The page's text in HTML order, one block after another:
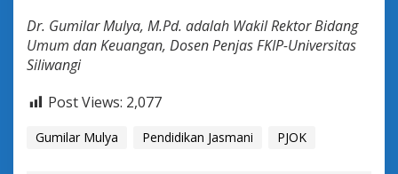
Dr. Gumilar Mulya, M.Pd. adalah Wakil Rektor Bidang
Umum dan Keuangan, Dosen Penjas FKIP-Universitas
Siliwangi
Post Views: 2,077
Gumilar Mulya Pendidikan Jasmani PJOK